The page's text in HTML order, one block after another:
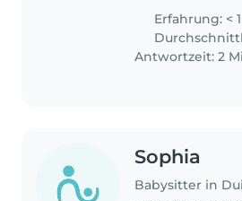
games.I
management,
homework and
children.I..
Erfahrung: <
Antwortzeit: 2
Sophia
Babysitter in